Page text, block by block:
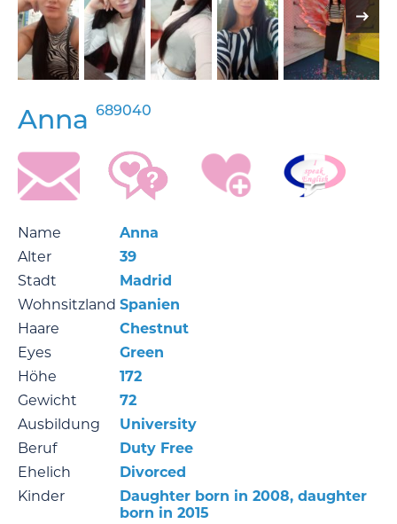
Anna 689040
Name
Anna
Alter
39
Stadt
Madrid
Wohnsitzland Spanien
Haare
Chestnut
Eyes
Green
Höhe
172
Gewicht
72
Ausbildung
University
Beruf
Duty Free
Ehelich
Divorced
Kinder
Daughter born in 2008, daughter
born in 2015